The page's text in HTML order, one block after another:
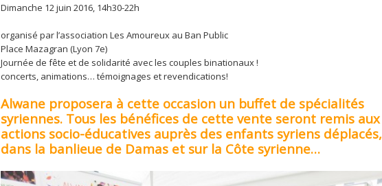
Dimanche 12 juin 2016, 14h30-22h
organisé par l’association Les Amoureux au Ban Public
Place Mazagran (Lyon 7e)
Journée de fête et de solidarité avec les couples binationaux !
concerts, animations… témoignages et revendications!
Alwane proposera à cette occasion un buffet de spécialités
syriennes. Tous les bénéfices de cette vente seront remis aux
actions socio-éducatives auprès des enfants syriens déplacés,
dans la banlieue de Damas et sur la Côte syrienne…